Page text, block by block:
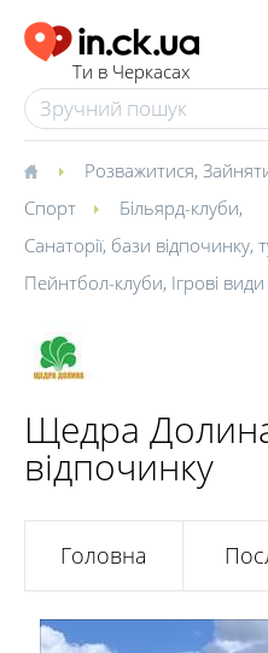
Ти в Черкасах
Розважитися,
Спорт
Більярд-клуби,
Санаторії, бази відпочинку,
Пейнтбол-клуби, Ігрові
Щедра
відпочинку
Головна